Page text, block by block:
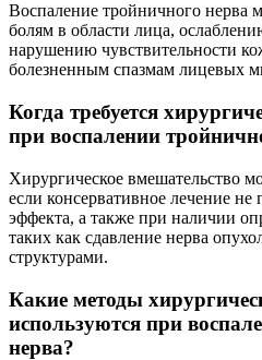
Воспаление тройничного нерва
болям в области лица,
нарушению чувствительности
болезненным спазмам лицевых
Когда требуется
при воспалении
Хирургическое вмешательство
если консервативное лечение
эффекта, а также при наличии
таких как сдавление нерва
структурами.
Какие методы
используются при
нерва?